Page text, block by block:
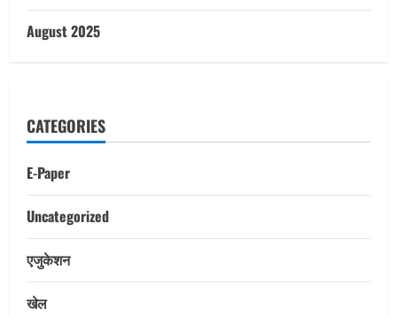
August 2025
CATEGORIES
E-Paper
Uncategorized
एजुकेशन
खेल